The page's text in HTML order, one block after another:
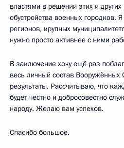
властями в решении этих и
обустройства военных городков.
регионов, крупных
нужно просто активнее с ними
В заключение хочу ещё раз
весь личный состав Вооружённых
результаты. Рассчитываю, что
будет честно и добросовестно
народу. Желаю вам успехов.
Спасибо большое.